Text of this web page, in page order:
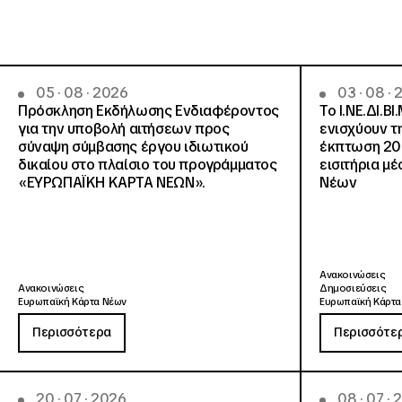
05 · 08 · 2026
Πρόσκληση Εκδήλωσης Ενδιαφέροντος
για την υποβολή αιτήσεων προς
σύναψη σύμβασης έργου ιδιωτικού
δικαίου στο πλαίσιο του προγράμματος
«ΕΥΡΩΠΑΪΚΗ ΚΑΡΤΑ ΝΕΩΝ».
Ανακοινώσεις
Ευρωπαϊκή Κάρτα Νέων
Περισσότερα
03 · 08 ·
Το
ενισχύουν
έκπτωση
εισιτήρια
Νέων
Ανακοινώσεις
Δημοσιεύσεις
Ευρωπαϊκή